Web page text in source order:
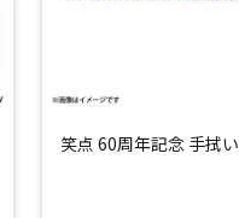
笑点 60周年記念 手拭い